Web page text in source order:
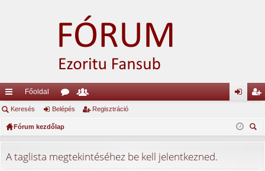
yo
rs
ke
Főoldal
ór
u
ok
ag
ép is
Keresés Belépés Regisztráció
Fórum kezdőlap
A taglista megtekintéséhez be kell jelentkezned.